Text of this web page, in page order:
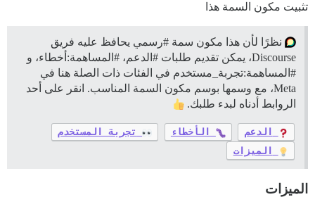
تثبيت مكون السمة هذا
نظرًا لأن هذا مكون سمة #رسمي يحافظ عليه فريق
Discourse، يمكن تقديم طلبات
#الدعم، #المساهمة:أخطاء، و
#المساهمة:تجربة_مستخدم في الفئات ذات الصلة هنا في
Meta، مع وسمها بوسم مكون السمة المناسب. انقر على أحد
الروابط أدناه لبدء طلبك.
الدعم الأخطاء
تجربة المستخدم
الميزات
الميزات